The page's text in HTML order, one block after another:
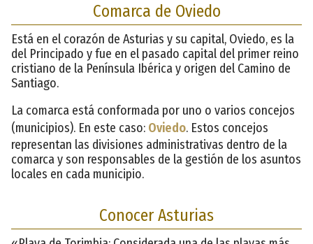
Comarca de Oviedo
Está en el corazón de Asturias y su capital, Oviedo, es la
del Principado y fue en el pasado capital del primer reino
cristiano de la Península Ibérica y origen del Camino de
Santiago.
La comarca está conformada por uno o varios concejos
(municipios). En este caso: Oviedo. Estos concejos
representan las divisiones administrativas dentro de la
comarca y son responsables de la gestión de los asuntos
locales en cada municipio.
Conocer Asturias